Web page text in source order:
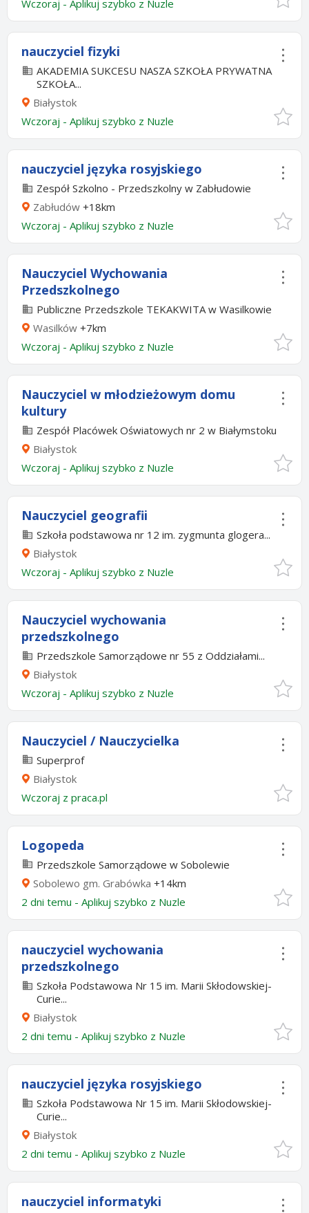
Wczoraj - Aplikuj szybko z Nuzle
nauczyciel fizyki
AKADEMIA SUKCESU NASZA SZKOŁA PRYWATNA
SZKOŁA...
Białystok
Wczoraj - Aplikuj szybko z Nuzle
nauczyciel języka rosyjskiego
Zespół Szkolno - Przedszkolny w Zabłudowie
Zabłudów +18km
Wczoraj - Aplikuj szybko z Nuzle
Nauczyciel Wychowania
Przedszkolnego
Publiczne Przedszkole TEKAKWITA w Wasilkowie
Wasilków +7km
Wczoraj - Aplikuj szybko z Nuzle
Nauczyciel w młodzieżowym domu
kultury
Zespół Placówek Oświatowych nr 2 w Białymstoku
Białystok
Wczoraj - Aplikuj szybko z Nuzle
Nauczyciel geografii
Szkoła podstawowa nr 12 im. zygmunta glogera...
Białystok
Wczoraj - Aplikuj szybko z Nuzle
Nauczyciel wychowania
przedszkolnego
Przedszkole Samorządowe nr 55 z Oddziałami...
Białystok
Wczoraj - Aplikuj szybko z Nuzle
Nauczyciel / Nauczycielka
Superprof
Białystok
Wczoraj z praca.pl
Logopeda
Przedszkole Samorządowe w Sobolewie
Sobolewo gm. Grabówka +14km
2 dni temu - Aplikuj szybko z Nuzle
nauczyciel wychowania
przedszkolnego
Szkoła Podstawowa Nr 15 im. Marii Skłodowskiej-
Curie...
Białystok
2 dni temu - Aplikuj szybko z Nuzle
nauczyciel języka rosyjskiego
Szkoła Podstawowa Nr 15 im. Marii Skłodowskiej-
Curie...
Białystok
2 dni temu - Aplikuj szybko z Nuzle
nauczyciel informatyki